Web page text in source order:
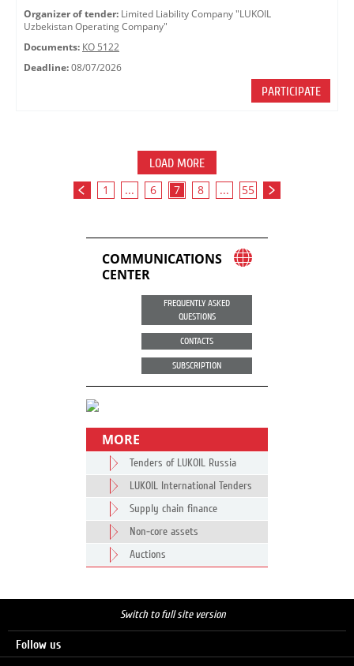
Organizer of tender: Limited Liability Company "LUKOIL
Uzbekistan Operating Company"
Documents: КО 5122
Deadline: 08/07/2026
PARTICIPATE
LOAD MORE
1 ... 6 7 8 ... 55
COMMUNICATIONS
CENTER
FREQUENTLY ASKED
QUESTIONS
CONTACTS
SUBSCRIPTION
MORE
Tenders of LUKOIL Russia
LUKOIL International Tenders
Supply chain finance
Non-core assets
Auctions
Switch to full site version
Follow us